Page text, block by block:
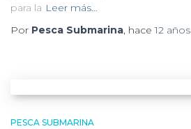
para la Leer más…
Por Pesca Submarina, hace12 años
PESCA SUBMARINA